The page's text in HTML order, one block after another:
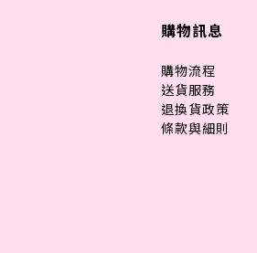
購物訊息
購物流程
送貨服務
退換貨政策
條款與細則